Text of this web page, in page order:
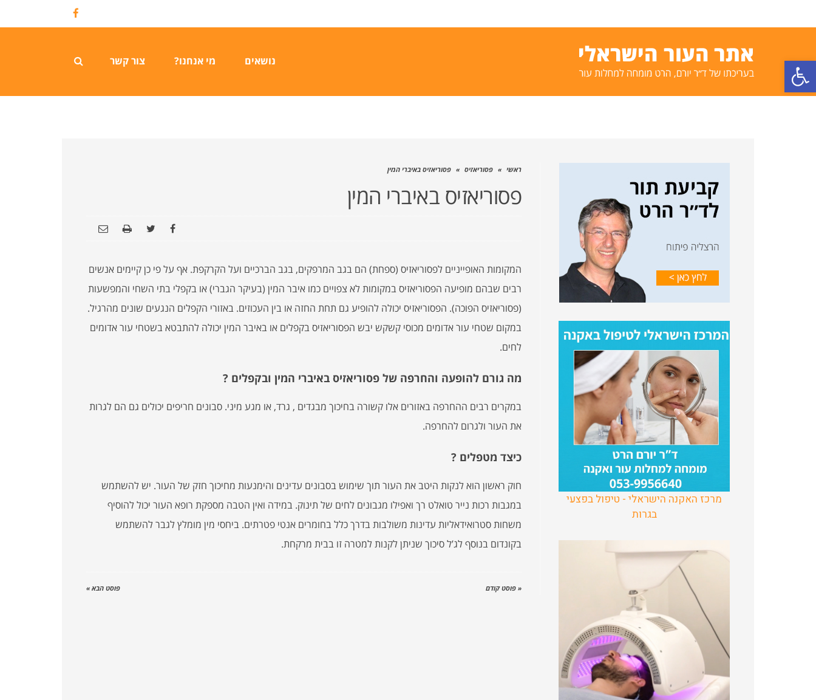
פתח סרגל נגישות
Facebook
נושאים מי אנחנו? צור קשר
ראשי » פסוריאזיס » פסוריאזיס באיברי המין
פסוריאזיס באיברי המין
המקומות האופייניים לפסוריאזיס (ספחת) הם בגב המרפקים, בגב הברכיים ועל הקרקפת. אף על פי כן קיימים אנשים
רבים שבהם מופיעה הפסוריאזיס במקומות לא צפויים כמו איבר המין (בעיקר הגברי) או בקפלי בתי השחי והמפשעות
(פסוריאזיס הפוכה). הפסוריאזיס יכולה להופיע גם תחת החזה או בין העכוזים. באזורי הקפלים הנגעים שונים מהרגיל.
במקום שטחי עור אדומים מכוסי קשקש יבש הפסוריאזיס בקפלים או באיבר המין יכולה להתבטא בשטחי עור אדומים
לחים.
מה גורם להופעה והחרפה של פסוריאזיס באיברי המין ובקפלים ?
במקרים רבים ההחרפה באזורים אלו קשורה בחיכוך מבגדים , גרד, או מגע מיני. סבונים חריפים יכולים גם הם לגרות
את העור ולגרום להחרפה.
כיצד מטפלים ?
חוק ראשון הוא לנקות היטב את העור תוך שימוש בסבונים עדינים והימנעות מחיכוך חזק של העור. יש להשתמש
במגבות רכות נייר טואלט רך ואפילו מגבונים לחים של תינוק. במידה ואין הטבה מספקת רופא העור יכול להוסיף
משחות סטרואידאליות עדינות משולבות בדרך כלל בחומרים אנטי פטרתים. ביחסי מין מומלץ לגבר להשתמש
בקונדום בנוסף לג’ל סיכוך שניתן לקנות למטרה זו בבית מרקחת.
« פוסט קודם פוסט הבא »
מרכז האקנה הישראלי - טיפול בפצעי
בגרות